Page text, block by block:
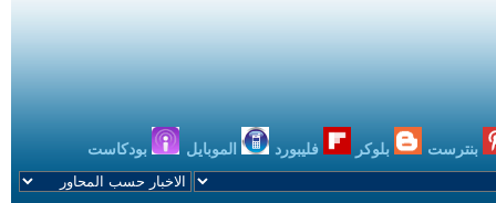
بنترست بلوكر فليبورد الموبايل بودكاست